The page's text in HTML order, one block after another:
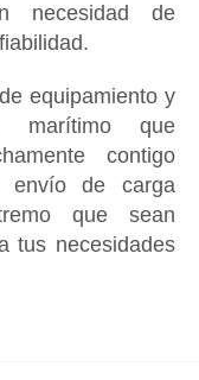
necesidad de
equipamiento y
marítimo que
contigo
envío de carga
que sean
tus necesidades